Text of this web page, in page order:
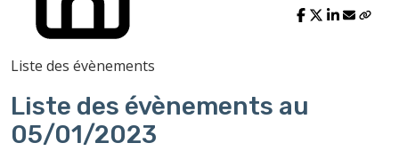
Liste des évènements
Liste des évènements au
05/01/2023